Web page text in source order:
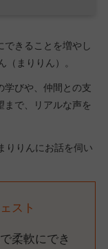
できることを増やし
まりりん）。
学びや、仲間との支
まで、リアルな声を
りりんにお話を伺い
スト
柔軟にでき